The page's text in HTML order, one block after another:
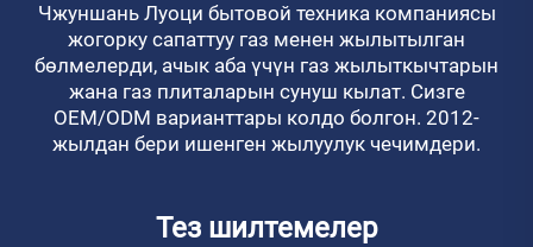
Чжуншань Луоци бытовой техника компаниясы
жогорку сапаттуу газ менен жылытылган
бөлмелерди, ачык аба үчүн газ жылыткычтарын
жана газ плиталарын сунуш кылат. Сизге
OEM/ODM варианттары колдо болгон. 2012-
жылдан бери ишенген жылуулук чечимдери.
Тез шилтемелер